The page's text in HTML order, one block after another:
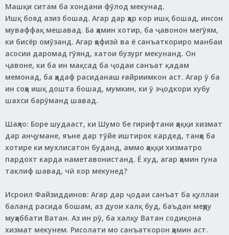
Машқи ситам ба хондани фӯлод мекунад.
Ишқ бояд азиз бошад. Агар дар ҳар кор ишқ бошад, инсон
муваффақ мешавад. Ба ҳамин хотир, ба ҷавонон мегӯям,
ки бисёр омӯзанд. Агар ҳофизӣ ва ё санъаткориро манбаи
асосии даромад гӯянд, хатои бузург мекунанд. Он
ҷавоне, ки ба ин мақсад ба ҷодаи санъат қадам
мемонад, ба ҳадаф расиданаш ғайриимкон аст. Агар ӯ ба
ин соҳа ишқ дошта бошад, мумкин, ки ӯ эҷодкори хубу
шахси барӯманд шавад.
Шаҳло: Боре шудааст, ки Шумо бе гирифтани ҳаққи хизмат
дар анҷумане, яъне дар тӯйе иштирок кардед, танҳо ба
хотире ки мухлисатон буданд, аммо ҳаққи хизматро
пардохт карда наметавонистанд. Ё худ, агар ҳамин гуна
таклиф шавад, чӣ кор мекунед?
Исроил Файзиддинов: Агар дар ҷодаи санъат ба қуллаи
баланд расида бошам, аз дуои халқ буд, баъдан меҳру
муҳаббати Ватан. Аз ин рӯ, ба халқу Ватан содиқона
хизмат мекунем. Рисолати мо санъаткорон ҳамин аст.